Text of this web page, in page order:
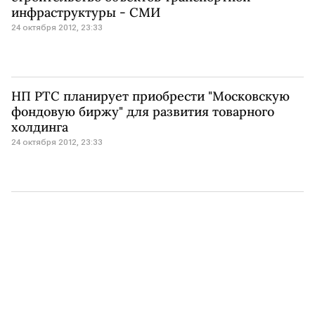
инфраструктуры - СМИ
24 октября 2012, 23:33
НП РТС планирует приобрести "Московскую
фондовую биржу" для развития товарного
холдинга
24 октября 2012, 23:33